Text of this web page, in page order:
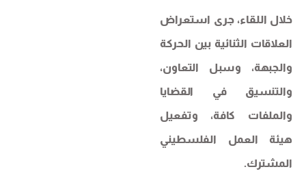
خلال اللقاء، جرى استعراض
العلاقات الثنائية بين الحركة
والجبهة، وسبل التعاون،
والتنسيق في القضايا
والملفات كافة، وتفعيل
هيئة العمل الفلسطيني
المشترك.